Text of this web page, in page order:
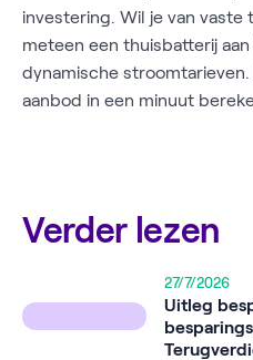
investering. Wil je van
meteen een thuisbatterij
dynamische
aanbod in een minuut
Verder lezen
27/7/2026
Uitleg